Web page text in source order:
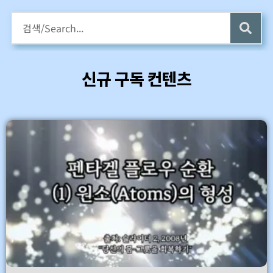
구독회원용 전자책 증정
카멜롯 인터뷰 Part 1 (4 ~6) 업데이트 (7/24)
바로가기
신규 구독 컨텐츠